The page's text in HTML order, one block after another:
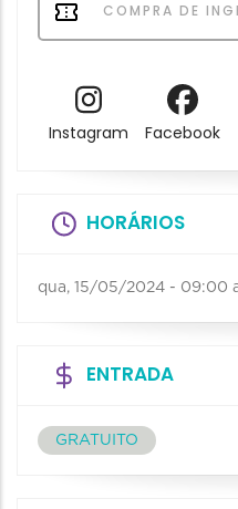
COMPRA DE
Instagram Facebook
HORÁRIOS
qua, 15/05/2024 - 09:00
ENTRADA
GRATUITO